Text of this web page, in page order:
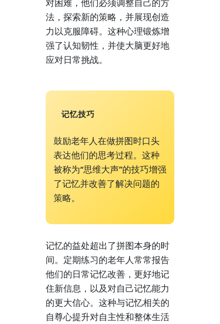
对困难，他们必须调整自己的方
法，探索新的策略，并展现创造
力以克服障碍。这种心理锻炼增
强了认知韧性，并使大脑更好地
应对日常挑战。
记忆技巧
鼓励老年人在做拼图时口头
表达他们的思考过程。这种
被称为“思维大声”的技巧增强
了记忆并改善了解决问题的
策略。
记忆的益处超出了拼图本身的时
间。定期练习的老年人常常报告
他们的日常记忆改善，更好地记
住新信息，以及对自己记忆能力
的更大信心。这种与记忆相关的
自尊心提升对自主性和整体生活